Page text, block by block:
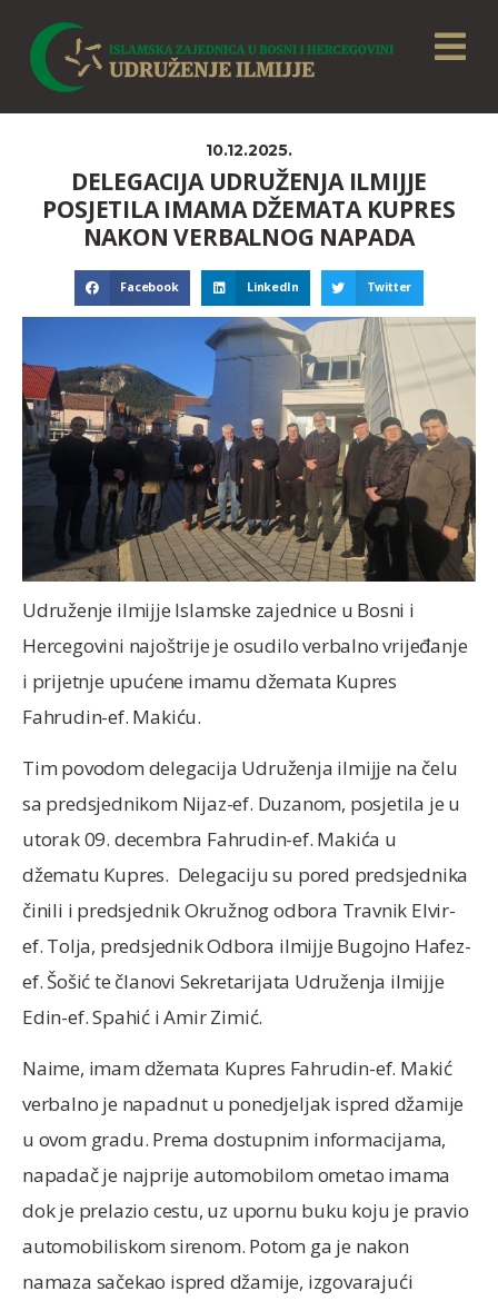
10.12.2025.
DELEGACIJA UDRUŽENJA ILMIJJE
POSJETILA IMAMA DŽEMATA KUPRES
NAKON VERBALNOG NAPADA
Facebook LinkedIn Twitter
Udruženje ilmijje Islamske zajednice u Bosni i
Hercegovini najoštrije je osudilo verbalno vrijeđanje
i prijetnje upućene imamu džemata Kupres
Fahrudin-ef. Makiću.
Tim povodom delegacija Udruženja ilmijje na čelu
sa predsjednikom Nijaz-ef. Duzanom, posjetila je u
utorak 09. decembra Fahrudin-ef. Makića u
džematu Kupres. Delegaciju su pored predsjednika
činili i predsjednik Okružnog odbora Travnik Elvir-
ef. Tolja, predsjednik Odbora ilmijje Bugojno Hafez-
ef. Šošić te članovi Sekretarijata Udruženja ilmijje
Edin-ef. Spahić i Amir Zimić.
Naime, imam džemata Kupres Fahrudin-ef. Makić
verbalno je napadnut u ponedjeljak ispred džamije
u ovom gradu. Prema dostupnim informacijama,
napadač je najprije automobilom ometao imama
dok je prelazio cestu, uz upornu buku koju je pravio
automobiliskom sirenom. Potom ga je nakon
namaza sačekao ispred džamije, izgovarajući